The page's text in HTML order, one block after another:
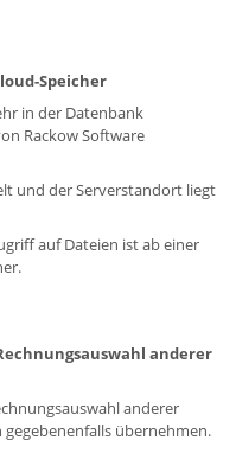
Speicher
in der Datenbank
Rackow Software
und der Serverstandort liegt
auf Dateien ist ab einer
anderer
anderer
übernehmen.